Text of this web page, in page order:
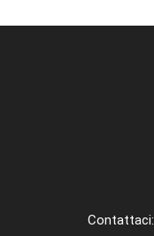
Contattaci: